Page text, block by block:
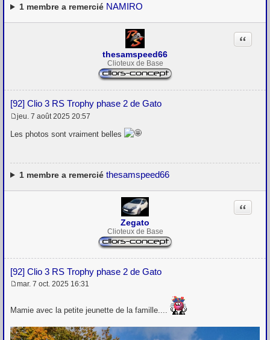
e1membre a remercié NAMIRO
thesamspeed66
Clioteux de Base
[92] Clio 3 RS Trophy phase 2 de Gato
Citation
M
e
s
g
e
jeu. 7 août 2025 20:57
Les photos sont vraiment belles
1membre a remercié thesamspeed66
Zegato
Clioteux de Base
[92] Clio 3 RS Trophy phase 2 de Gato
Citation
s
g
mar. 7 oct. 2025 16:31
Mamie avec la petite jeunette de la famille....